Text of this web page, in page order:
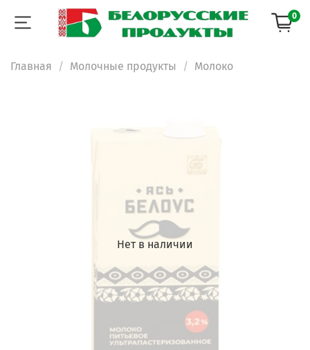
0
Главная Молочные продукты Молоко
Нет в наличии